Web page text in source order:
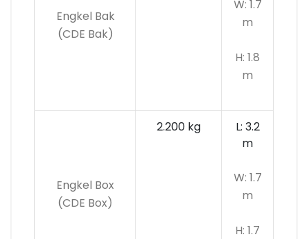
Engkel Bak
(CDE Bak)
W: 1.7
m
H: 1.8
m
Engkel Box
(CDE Box)
2.200 kg
L: 3.2
m
W: 1.7
m
H: 1.7